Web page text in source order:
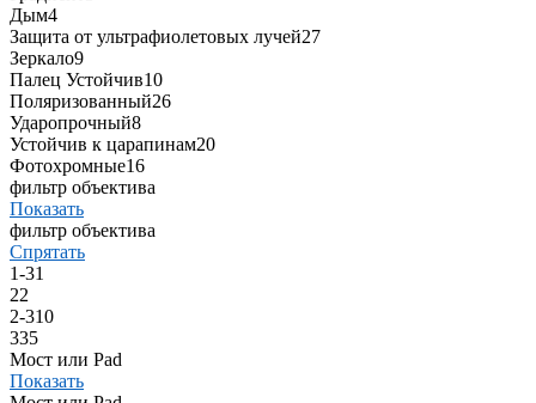
Дым4
Защита от ультрафиолетовых лучей27
Зеркало9
Палец Устойчив10
Поляризованный26
Ударопрочный8
Устойчив к царапинам20
Фотохромные16
фильтр объектива
Показать
фильтр объектива
Спрятать
1-31
22
2-310
335
Мост или Pad
Показать